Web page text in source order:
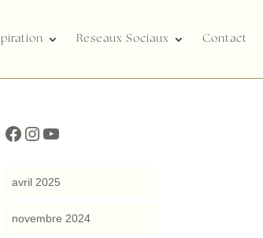
Reseaux Sociaux Contact
cocreattitude
cocreattitude
YouTube
avril 2025
novembre 2024